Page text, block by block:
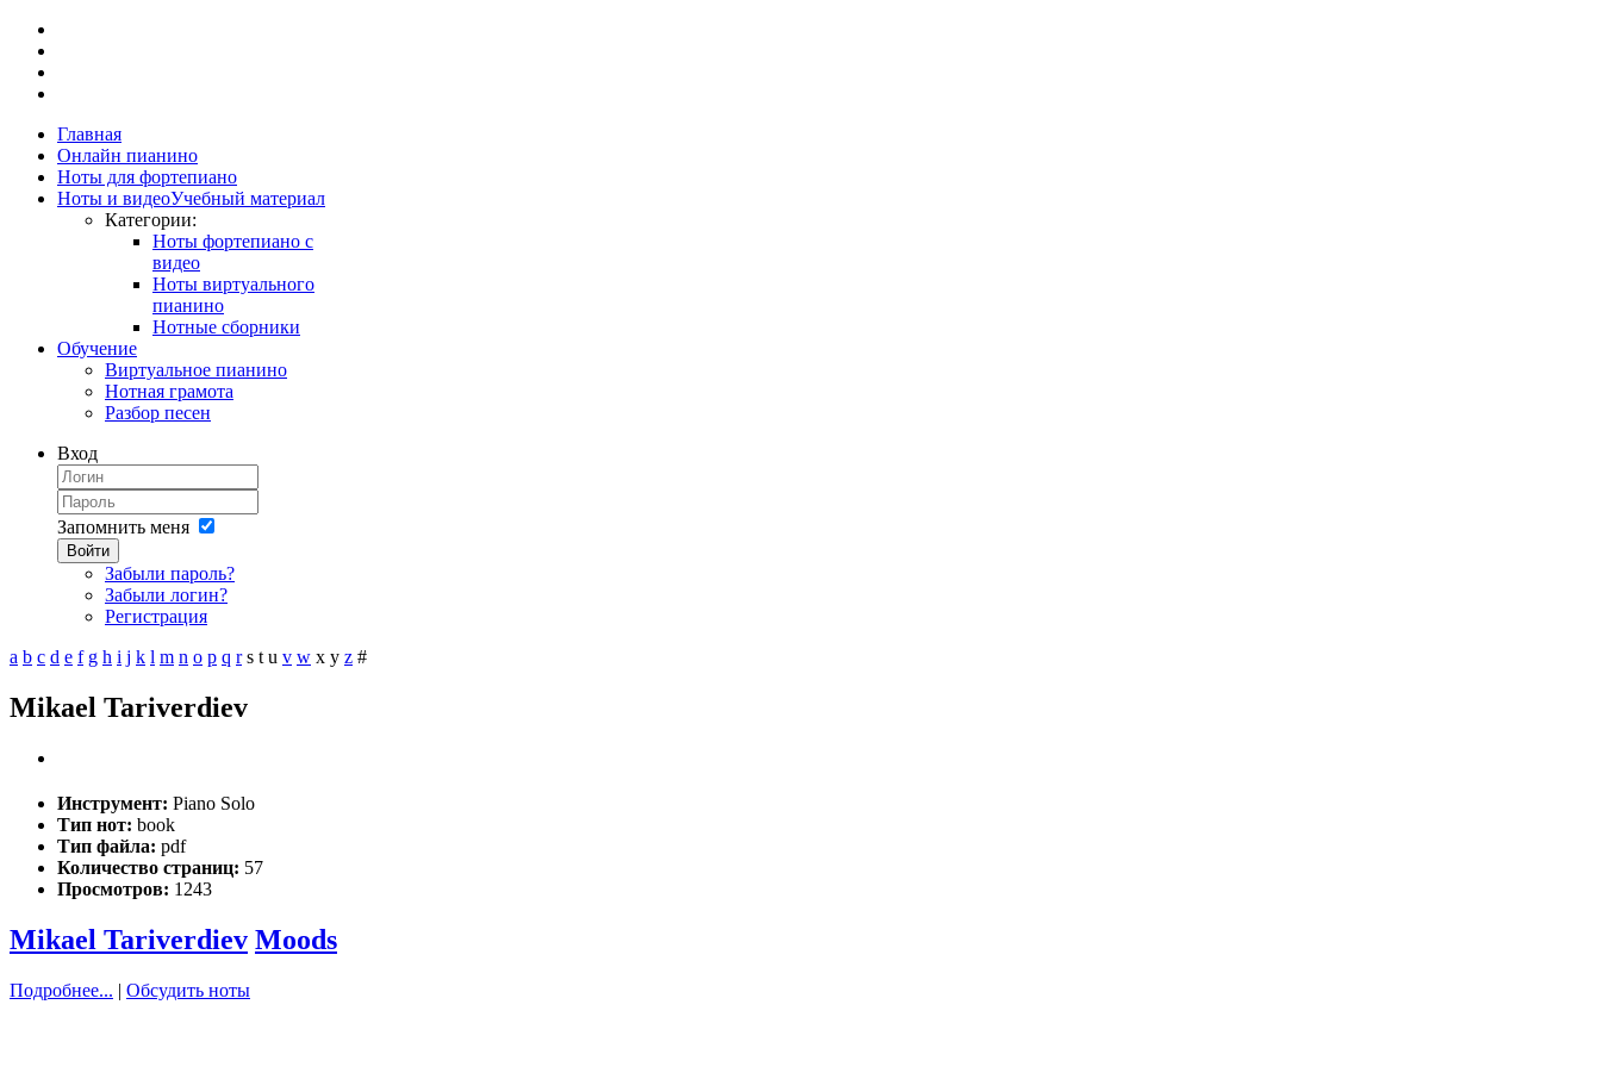
Главная
Онлайн пианино
Ноты для фортепиано
Ноты и видеоУчебный материал
Категории:
Ноты фортепиано с
видео
Ноты виртуального
пианино
Нотные сборники
Обучение
Виртуальное пианино
Нотная грамота
Разбор песен
Вход
Запомнить меня
Войти
Забыли пароль?
Забыли логин?
Регистрация
a b c d e f g h i j k l m n o p q r s t u v w x y z #
Mikael Tariverdiev
Инструмент: Piano Solo
Тип нот: book
Тип файла: pdf
Количество страниц: 57
Просмотров: 1243
Mikael Tariverdiev Moods
Подробнее... | Обсудить ноты